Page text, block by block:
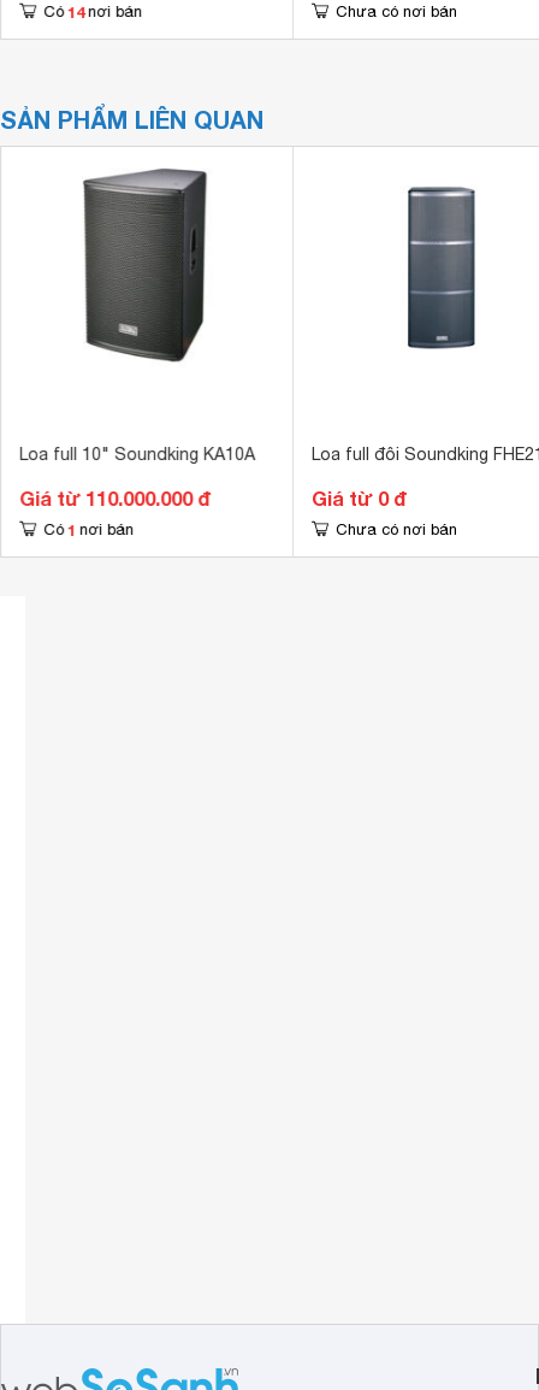
Có 14 nơi bán Chưa có nơi bán
SẢN PHẨM LIÊN QUAN
Loa full 10" Soundking KA10A
Giá từ 110.000.000 đ
Có 1 nơi bán
Loa full đôi Soundking
Giá từ 0 đ
Chưa có nơi bán